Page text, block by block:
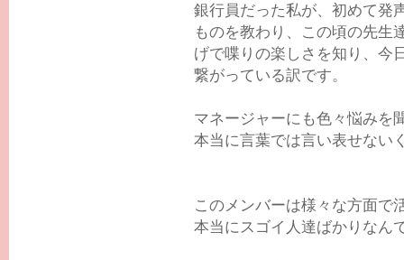
銀行員だった私が、初めて発
ものを教わり、この頃の先生
げで喋りの楽しさを知り、今
繋がっている訳です。
マネージャーにも色々悩みを
本当に言葉では言い表せない
このメンバーは様々な方面で
本当にスゴイ人達ばかりなん